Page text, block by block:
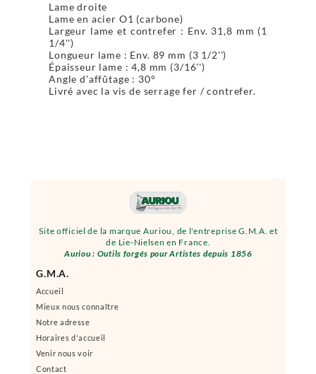
Site officiel de la marque Auriou, de l'entreprise G.M.A. et
de Lie-Nielsen en France.
Auriou : Outils forgés pour Artistes depuis 1856
G.M.A.
Accueil
Mieux nous connaître
Notre adresse
Horaires d'accueil
Venir nous voir
Contact
Lame droite
Lame en acier O1 (carbone)
Largeur lame et contrefer : Env. 31,8 mm (1
1/4'')
Longueur lame : Env. 89 mm (3 1/2'')
Épaisseur lame : 4,8 mm (3/16'')
Angle d'affûtage : 30°
Livré avec la vis de serrage fer / contrefer.